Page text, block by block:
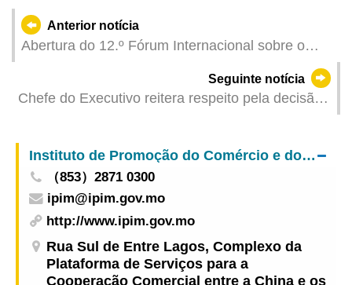
Anterior notícia
Abertura do 12.º Fórum Internacional sobre o
com um aumento do número de participantes em
30% e de stands de exposição em 40%
Seguinte notícia
Chefe do Executivo reitera respeito pela decisão
Instituto de Promoção do Comércio e do Investimento
（853）2871 0300
ipim@ipim.gov.mo
http://www.ipim.gov.mo
Rua Sul de Entre Lagos, Complexo da
Plataforma de Serviços para a
Cooperação Comercial entre a China e os